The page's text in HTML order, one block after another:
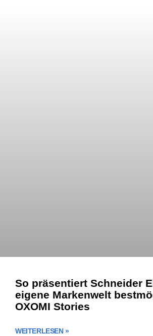
So präsentiert Schneider
eigene Markenwelt
OXOMI Stories
WEITERLESEN »